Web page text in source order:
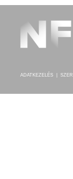
ADATKEZELÉS